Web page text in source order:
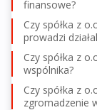
finansowe?
Czy spółka z
prowadzi
Czy spółka z
wspólnika?
Czy spółka z
zgromadzenie